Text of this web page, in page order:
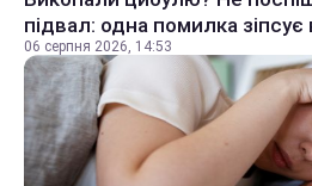
підвал: одна помилка
06 серпня 2026, 14:53